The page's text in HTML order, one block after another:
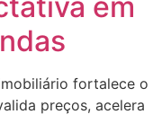
fortalece o
preços, acelera